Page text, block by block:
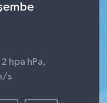
hpa hPa,
s